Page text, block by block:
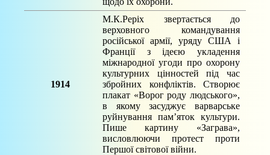
1914
М.К.Реріх звертається до
верховного командування
російської армії, уряду США і
Франції з ідеєю укладення
міжнародної угоди про охорону
культурних цінностей під час
збройних конфліктів. Створює
плакат «Ворог роду людського»,
в якому засуджує варварське
руйнування пам’яток культури.
Пише картину «Заграва»,
висловлюючи протест проти
Першої світової війни.